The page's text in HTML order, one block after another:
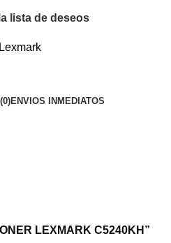
lista de deseos
ENVIOS INMEDIATOS
LEXMARK C5240KH”